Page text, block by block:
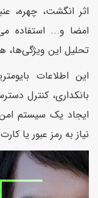
اثر انگشت، چهره،
امضا و... استفاده
تحلیل این ویژگی‌ها،
این اطلاعات
بانکداری، کنترل
ایجاد یک سیستم امن
نیاز به رمز عبور یا